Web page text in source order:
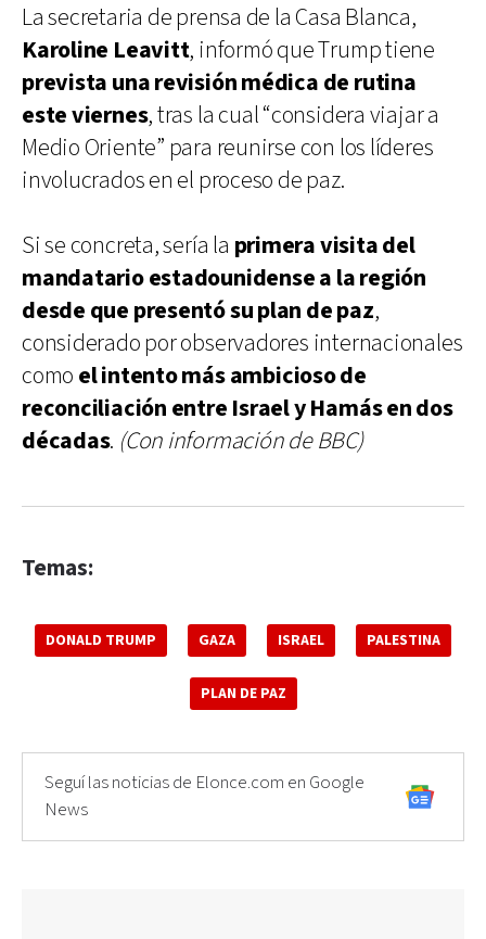
La secretaria de prensa de la Casa Blanca,
Karoline Leavitt, informó que Trump tiene
prevista una revisión médica de rutina
este viernes, tras la cual “considera viajar a
Medio Oriente” para reunirse con los líderes
involucrados en el proceso de paz.
Si se concreta, sería la primera visita del
mandatario estadounidense a la región
desde que presentó su plan de paz,
considerado por observadores internacionales
como el intento más ambicioso de
reconciliación entre Israel y Hamás en dos
décadas. (Con información de BBC)
Temas:
DONALD TRUMP GAZA ISRAEL PALESTINA
PLAN DE PAZ
Seguí las noticias de Elonce.com en Google
News